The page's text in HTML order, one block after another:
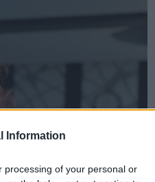
Information
processing of your personal or